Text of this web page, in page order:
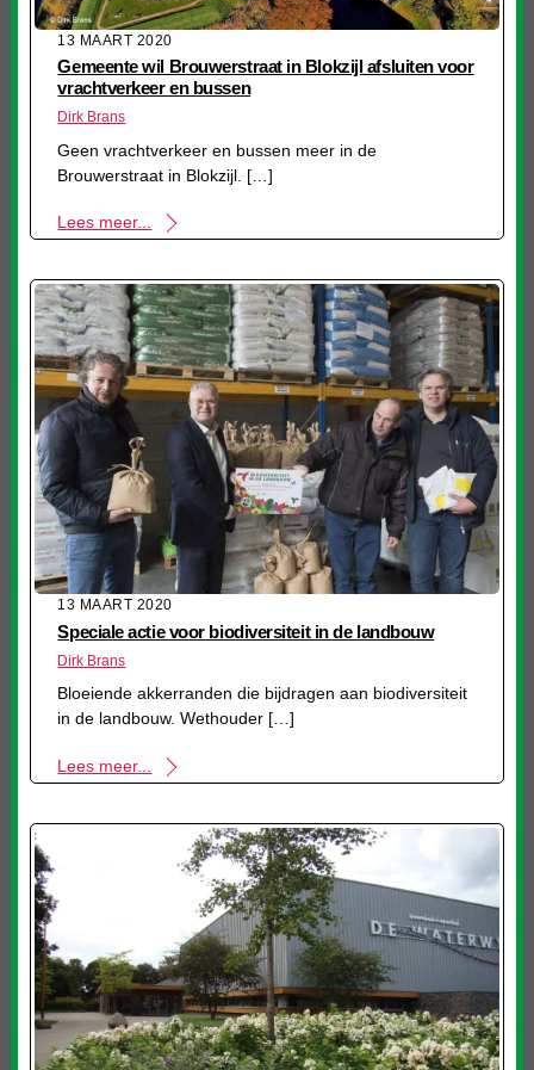
13 MAART 2020
Gemeente wil Brouwerstraat in Blokzijl afsluiten voor
vrachtverkeer en bussen
Dirk Brans
Geen vrachtverkeer en bussen meer in de
Brouwerstraat in Blokzijl. […]
Lees meer...
13 MAART 2020
Speciale actie voor biodiversiteit in de landbouw
Dirk Brans
Bloeiende akkerranden die bijdragen aan biodiversiteit
in de landbouw. Wethouder […]
Lees meer...